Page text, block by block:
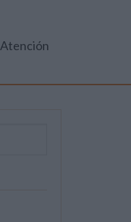
Atención